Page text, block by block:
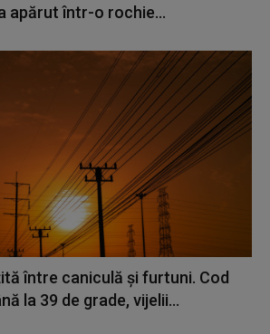
apărut într-o rochie...
între caniculă și furtuni. Cod
la 39 de grade, vijelii...